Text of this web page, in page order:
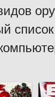
список